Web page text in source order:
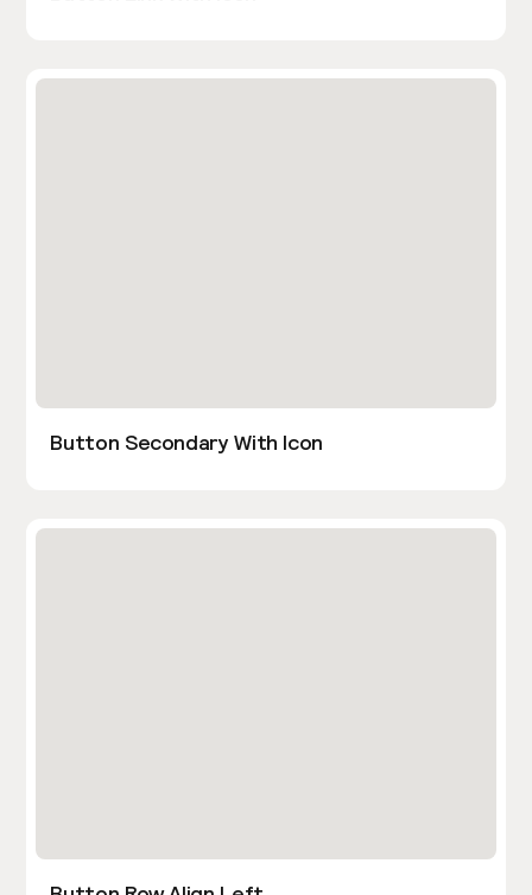
Button Secondary With Icon